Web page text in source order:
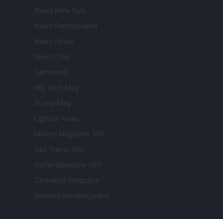
Newz New York
Newz Pennsylvania
Newz Illinois
Newz Ohio
Gameland
Hig Tech Mag
Scoop Mag
Lgbtqia News
Motors Magazine 365
Day Travel 365
Home Magazine 365
Cineverse Magazine
SecondHomeMagazine